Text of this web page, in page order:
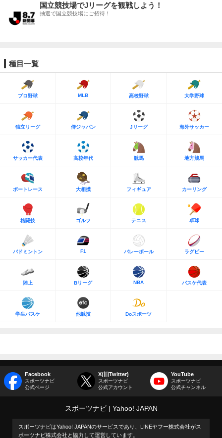
国立競技場でJリーグを観戦しよう！
抽選で国立競技場にご招待！
種目一覧
プロ野球 MLB 高校野球 大学野球
独立リーグ 侍ジャパン Jリーグ 海外サッカー
サッカー代表 高校年代 競馬 地方競馬
ボートレース 大相撲 フィギュア カーリング
格闘技 ゴルフ テニス 卓球
バドミントン F1 バレーボール ラグビー
陸上 Bリーグ NBA バスケ代表
学生バスケ 他競技 Doスポーツ
Facebook
スポーツナビ
公式ページ
X(旧Twitter)
スポーツナビ
公式アカウント
YouTube
スポーツナビ
公式チャンネル
スポーツナビ Yahoo! JAPAN
スポーツナビはYahoo! JAPANのサービスであり、LINEヤフー株式会社がス
ポーツナビ株式会社と協力して運営しています。